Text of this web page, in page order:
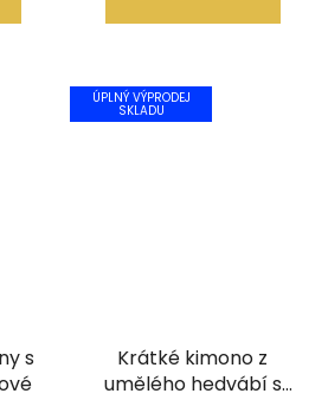
s
ÚPLNÝ VÝPRODEJ
SKLADU
Krátké kimono z
umělého hedvábí s